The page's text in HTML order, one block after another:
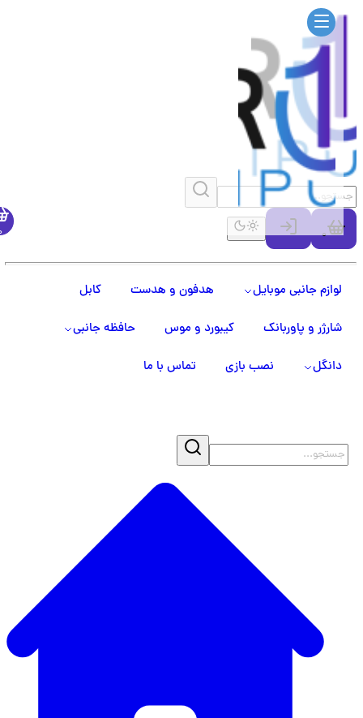
0
لوازم جانبی موبایل هدفون و هدست کابل
شارژر و پاوربانک کیبورد و موس حافظه جانبی
دانگل نصب بازی تماس با ما